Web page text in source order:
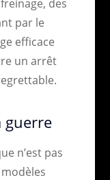
des
par le
efficace
un arrêt
guerre
n’est pas